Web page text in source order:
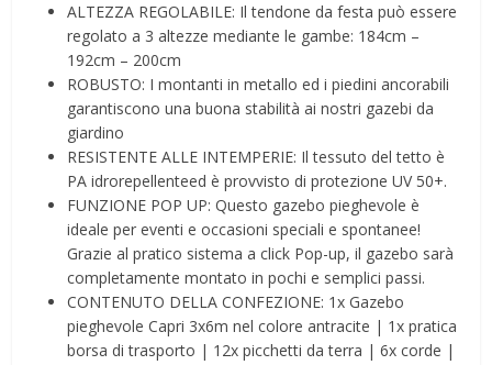
ALTEZZA REGOLABILE: Il tendone da festa può essere
regolato a 3 altezze mediante le gambe: 184cm –
192cm – 200cm
ROBUSTO: I montanti in metallo ed i piedini ancorabili
garantiscono una buona stabilità ai nostri gazebi da
giardino
RESISTENTE ALLE INTEMPERIE: Il tessuto del tetto è
PA idrorepellenteed è provvisto di protezione UV 50+.
FUNZIONE POP UP: Questo gazebo pieghevole è
ideale per eventi e occasioni speciali e spontanee!
Grazie al pratico sistema a click Pop-up, il gazebo sarà
completamente montato in pochi e semplici passi.
CONTENUTO DELLA CONFEZIONE: 1x Gazebo
pieghevole Capri 3x6m nel colore antracite | 1x pratica
borsa di trasporto | 12x picchetti da terra | 6x corde |